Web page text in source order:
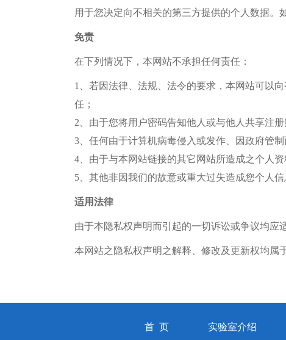
用于您决定向不相关的第三方提供的个人数据。
免责
在下列情况下，本网站不承担任何责任：
1、若因法律、法规、法令的要求，本网站可以
任；
2、由于您将用户密码告知他人或与他人共享注
3、任何由于计算机病毒侵入或发作、因政府管
4、由于与本网站链接的其它网站所造成之个人
5、其他非因我们的故意或重大过失造成您个人信
适用法律
由于本隐私权声明而引起的一切诉讼或争议均应
本网站之隐私权声明之解释、修改及更新权均属
首 页 实验室介绍